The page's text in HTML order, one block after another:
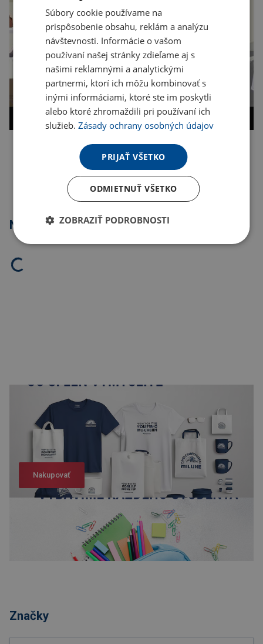
Kopírovať odkaz
Najpredávanejšie
Nakupovať
Značky
Súbory cookie používame na
prispôsobenie obsahu, reklám a analýzu
návštevnosti. Informácie o vašom
používaní našej stránky zdieľame aj s
našimi reklamnými a analytickými
partnermi, ktorí ich môžu kombinovať s
inými informáciami, ktoré ste im poskytli
alebo ktoré zhromaždili pri používaní ich
služieb.Zásady ochrany osobných údajov
PRIJAŤ VŠETKO
ODMIETNUŤ VŠETKO
ZOBRAZIŤ PODROBNOSTI